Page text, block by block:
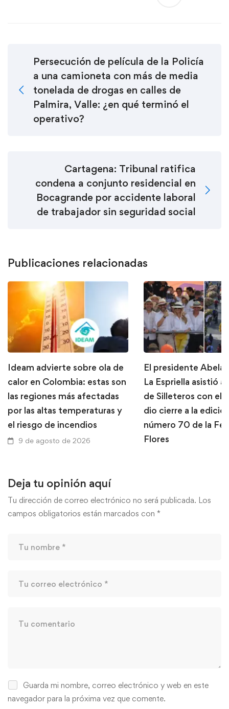
Persecución de película de la Policía
a una camioneta con más de media
tonelada de drogas en calles de
Palmira, Valle: ¿en qué terminó el
operativo?
Cartagena: Tribunal ratifica
condena a conjunto residencial en
Bocagrande por accidente laboral
de trabajador sin seguridad social
Publicaciones relacionadas
Ideam advierte sobre ola de
calor en Colombia: estas son
las regiones más afectadas
por las altas temperaturas y
el riesgo de incendios
9 de agosto de 2026
El presidente
La Espriella asistió
de Silleteros con el
dio cierre a la
número 70 de la
Flores
Deja tu opinión aquí
Tu dirección de correo electrónico no será publicada. Los
campos obligatorios están marcados con *
Guarda mi nombre, correo electrónico y web en este
navegador para la próxima vez que comente.